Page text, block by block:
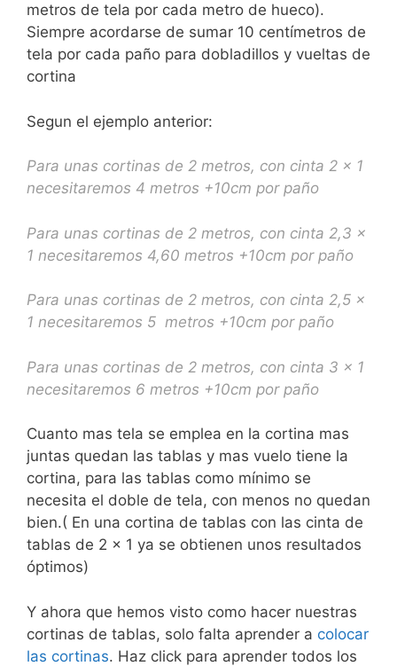
metros de tela por cada metro de hueco).
Siempre acordarse de sumar 10 centímetros de
tela por cada paño para dobladillos y vueltas de
cortina
Segun el ejemplo anterior:
Para unas cortinas de 2 metros, con cinta 2 x 1
necesitaremos 4 metros +10cm por paño
Para unas cortinas de 2 metros, con cinta 2,3 x
1 necesitaremos 4,60 metros +10cm por paño
Para unas cortinas de 2 metros, con cinta 2,5 x
1 necesitaremos 5 metros +10cm por paño
Para unas cortinas de 2 metros, con cinta 3 x 1
necesitaremos 6 metros +10cm por paño
Cuanto mas tela se emplea en la cortina mas
juntas quedan las tablas y mas vuelo tiene la
cortina, para las tablas como mínimo se
necesita el doble de tela, con menos no quedan
bien.( En una cortina de tablas con las cinta de
tablas de 2 x 1 ya se obtienen unos resultados
óptimos)
Y ahora que hemos visto como hacer nuestras
cortinas de tablas, solo falta aprender a colocar
las cortinas. Haz click para aprender todos los